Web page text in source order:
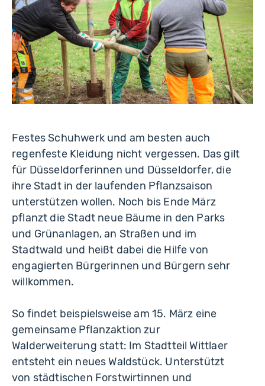
Z
a
ni
n
Festes Schuhwerk und am besten auch
regenfeste Kleidung nicht vergessen. Das gilt
für Düsseldorferinnen und Düsseldorfer, die
ihre Stadt in der laufenden Pflanzsaison
unterstützen wollen. Noch bis Ende März
pflanzt die Stadt neue Bäume in den Parks
und Grünanlagen, an Straßen und im
Stadtwald und heißt dabei die Hilfe von
engagierten Bürgerinnen und Bürgern sehr
willkommen.
So findet beispielsweise am 15. März eine
gemeinsame Pflanzaktion zur
Walderweiterung statt: Im Stadtteil Wittlaer
entsteht ein neues Waldstück. Unterstützt
von städtischen Forstwirtinnen und